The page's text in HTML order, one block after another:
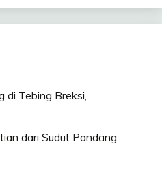
di Tebing Breksi,
dari Sudut Pandang